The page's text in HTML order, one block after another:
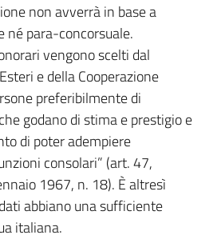
non avverrà in base a
né para-concorsuale.
vengono scelti dal
e della Cooperazione
preferibilmente di
godano di stima e prestigio e
di poter adempiere
consolari” (art. 47,
1967, n. 18). È altresì
abbiano una sufficiente
italiana.